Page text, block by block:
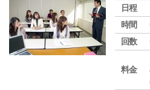
日程
時間
回数
料金